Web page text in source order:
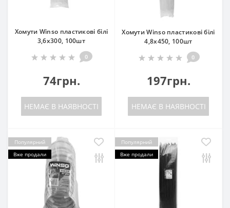
Хомути Winso пластикові білі
3,6x300, 100шт
0
74грн.
НЕМАЄ В НАЯВНОСТІ
Хомути Winso пластикові білі
4,8x450, 100шт
0
197грн.
НЕМАЄ В НАЯВНОСТІ
Популярний
Вже продали
Популярний
Вже продали